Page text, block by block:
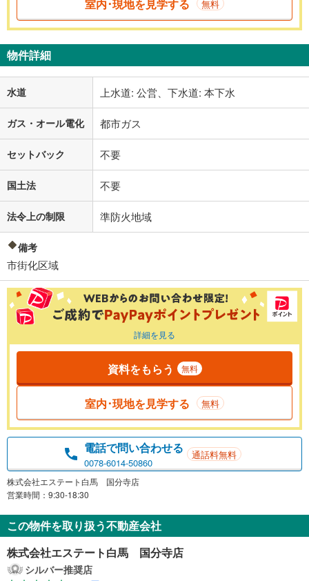
室内･現地を見学する 無料
物件詳細
水道 上水道: 公営、下水道: 本下水
ガス・オール電化 都市ガス
セットバック 不要
国土法 不要
法令上の制限 準防火地域
備考
市街化区域
詳細を見る
資料をもらう 無料
室内･現地を見学する 無料
電話で問い合わせる
0078-6014-50860
通話料無料
株式会社エステート白馬 国分寺店
営業時間：9:30-18:30
この物件を取り扱う不動産会社
株式会社エステート白馬 国分寺店
シルバー推奨店